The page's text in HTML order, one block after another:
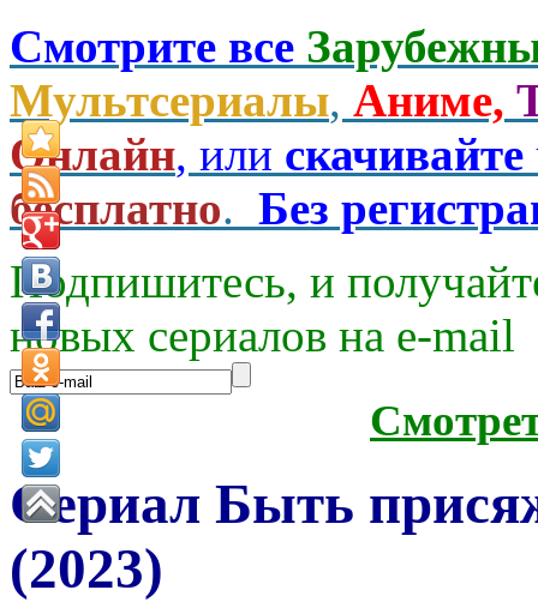
Смотрите все
Мультсериалы, Аниме,
Онлайн, или скачивайте
бесплатно. Без
Подпишитесь, и
новых сериалов на e-mаil
Сериал Быть
(2023)